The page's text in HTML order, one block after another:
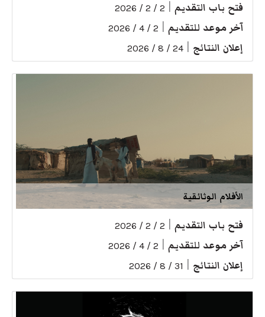
فتح باب التقديم 2 / 2 / 2026
آخر موعد للتقديم 2 / 4 / 2026
إعلان النتائج 24 / 8 / 2026
الأفلام الوثائقية
فتح باب التقديم 2 / 2 / 2026
آخر موعد للتقديم 2 / 4 / 2026
إعلان النتائج 31 / 8 / 2026